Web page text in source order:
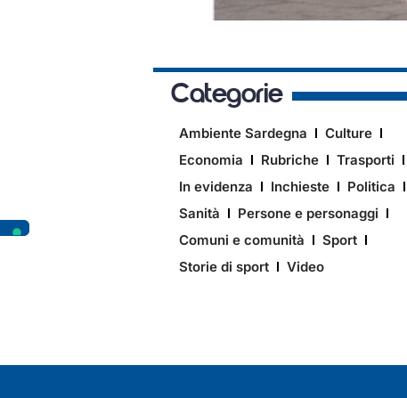
Categorie
Ambiente Sardegna
Culture
Economia
Rubriche
Trasporti
In evidenza
Inchieste
Politica
Sanità
Persone e personaggi
Comuni e comunità
Sport
Storie di sport
Video